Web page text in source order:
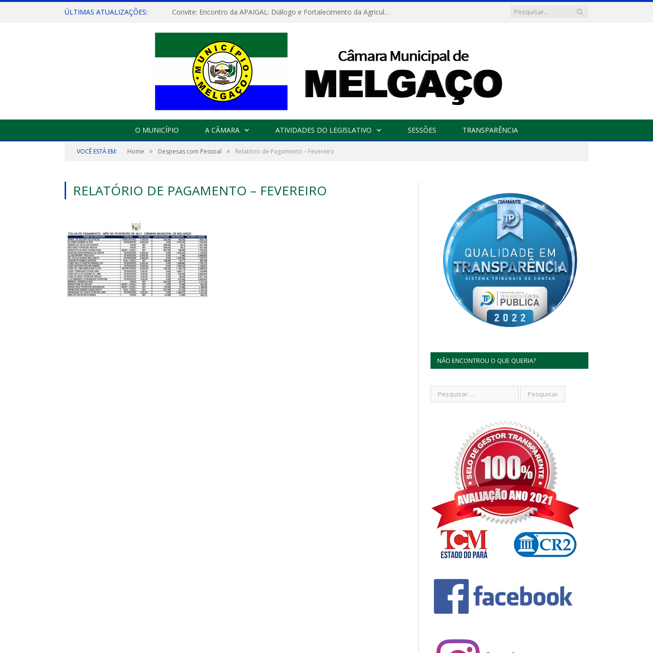
ÚLTIMAS ATUALIZAÇÕES: Convite: Encontro da APAIGAL: Diálogo e Fortalecimento da Agricultura Familiar
O MUNICÍPIO A CÂMARA ATIVIDADES DO LEGISLATIVO SESSÕES TRANSPARÊNCIA
VOCÊ ESTÁ EM: Home » Despesas com Pessoal » Relatório de Pagamento – Fevereiro
RELATÓRIO DE PAGAMENTO – FEVEREIRO
NÃO ENCONTROU O QUE QUERIA?